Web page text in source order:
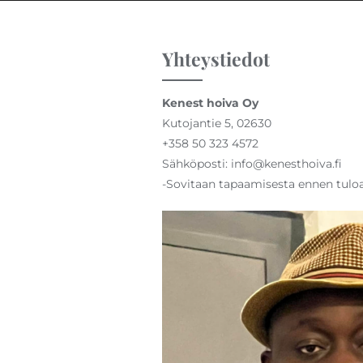
Yhteystiedot
Kenest hoiva Oy
Kutojantie 5, 02630
+358 50 323 4572
Sähköposti: info@kenesthoiva.fi
-Sovitaan tapaamisesta ennen